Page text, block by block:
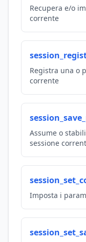
Recupera e/o
corrente
Registra una o
corrente
Assume o
sessione
Imposta i